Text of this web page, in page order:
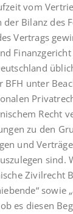
vom
Bilanz des
Vertrags
BFH unter
Recht
zu den
und
sind.
Zivilrecht
sowie
es diesen